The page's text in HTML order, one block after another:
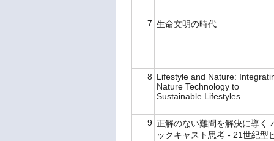
7 生命文明の時代
8 Lifestyle and Nature:
Nature Technology to
Sustainable Lifestyles
9 正解のない難問を解決に導く
ックキャスト思考 - 21世紀型